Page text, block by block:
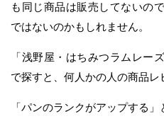
も同じ商品は販売してないの
ではないのかもしれません。
「浅野屋・はちみつラムレー
で探すと、何人かの人の商品レ
「パンのランクがアップする